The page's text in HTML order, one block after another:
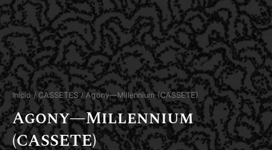
Início/ CASSETES/ Agony—Millennium (CASSETE)
Agony—Millennium
(CASSETE)